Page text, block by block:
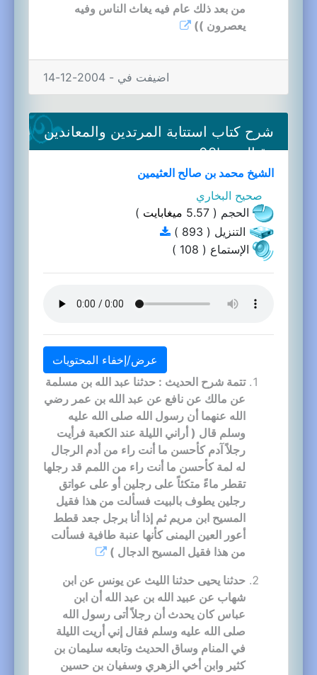
من بعد ذلك عام فيه يغاث الناس وفيه
يعصرون ))
اضيفت في - 2004-12-14
شرح كتاب استتابة المرتدين والمعاندين
وقتالهم-08b
الشيخ محمد بن صالح العثيمين
صحيح البخاري
الحجم ( 5.57
ميغابايت )
التنزيل ( 893 )
الإستماع ( 108 )
عرض/إخفاء المحتويات
تتمة شرح الحديث : حدثنا عبد الله بن مسلمة
عن مالك عن نافع عن عبد الله بن عمر رضي
الله عنهما أن رسول الله صلى الله عليه
وسلم قال ( أراني الليلة عند الكعبة فرأيت
رجلاً آدم كأحسن ما أنت راء من أدم الرجال
له لمة كأحسن ما أنت راء من اللمم قد رجلها
تقطر ماءً متكئاً على رجلين أو على عواتق
رجلين يطوف بالبيت فسألت من هذا فقيل
المسيح ابن مريم ثم إذا أنا برجل جعد قطط
أعور العين اليمنى كأنها عنبة طافية فسألت
من هذا فقيل المسيح الدجال )
حدثنا يحيى حدثنا الليث عن يونس عن ابن
شهاب عن عبيد الله بن عبد الله أن ابن
عباس كان يحدث أن رجلاً أتى رسول الله
صلى الله عليه وسلم فقال إني أريت الليلة
في المنام وساق الحديث وتابعه سليمان بن
كثير وابن أخي الزهري وسفيان بن حسين